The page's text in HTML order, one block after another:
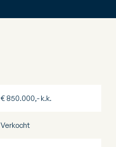
€ 850.000,- k.k.
Verkocht